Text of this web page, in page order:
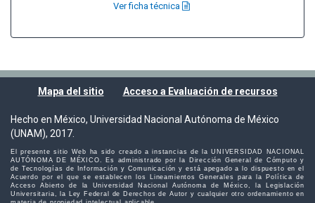
Ver ficha técnica
Mapa del sitio Acceso a Evaluación de recursos
Hecho en México, Universidad Nacional Autónoma de México
(UNAM), 2017.
El presente sitio Web ha sido creado a instancias de la UNIVERSIDAD NACIONAL
AUTÓNOMA DE MÉXICO. Es administrado por la Dirección General de Cómputo y
de Tecnologías de Información y Comunicación y está apegado a lo dispuesto en el
Acuerdo por el que se establecen los Lineamientos Generales para la Política de
Acceso Abierto de la Universidad Nacional Autónoma de México, la Legislación
Universitaria, la Ley Federal de Derechos de Autor y cualquier otro ordenamiento en